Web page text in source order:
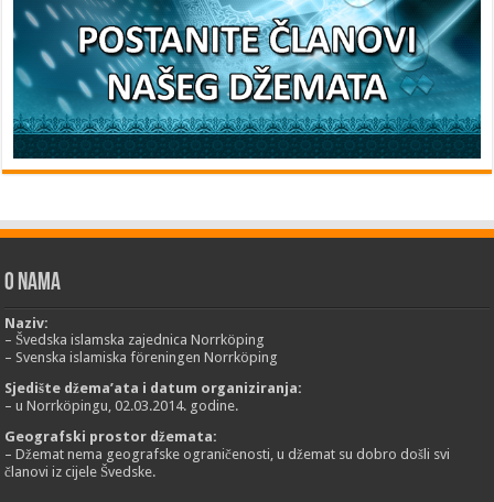
O nama
Naziv:
– Švedska islamska zajednica Norrköping
– Svenska islamiska föreningen Norrköping
Sjedište džema’ata i datum organiziranja:
– u Norrköpingu, 02.03.2014. godine.
Geografski prostor džemata:
– Džemat nema geografske ograničenosti, u džemat su dobro došli svi
članovi iz cijele Švedske.